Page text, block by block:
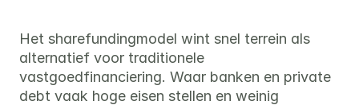
Het sharefundingmodel wint snel terrein als
alternatief voor traditionele
vastgoedfinanciering. Waar banken en private
debt vaak hoge eisen stellen en weinig